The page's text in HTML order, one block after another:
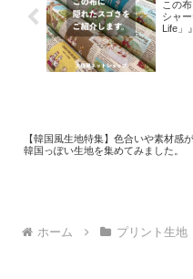
この
シャ
Life」』
【韓国風生地特集】色合いや素材感
韓国っぽい生地を集めてみました。
ホーム プリント生地